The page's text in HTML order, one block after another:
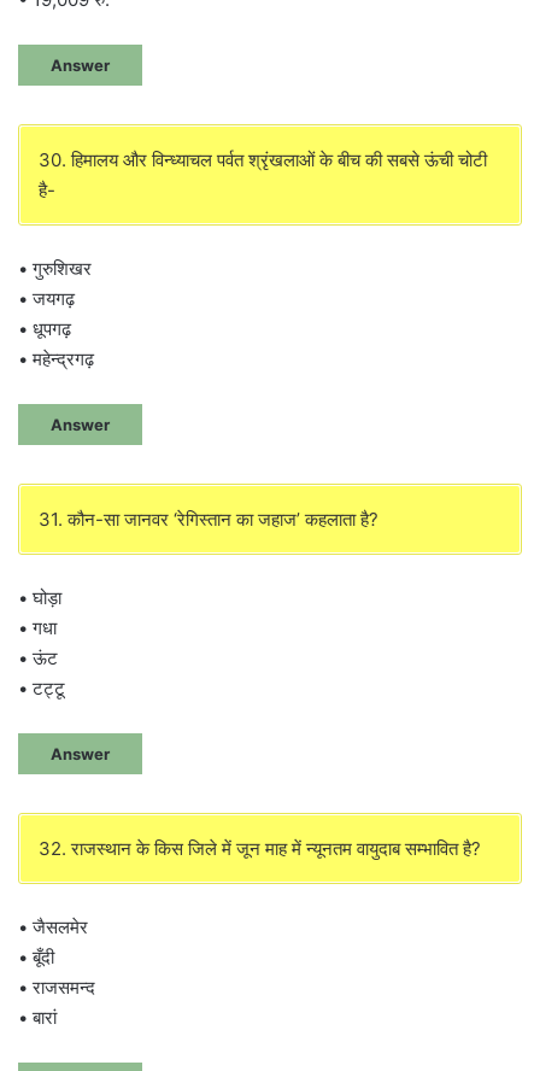
Answer
30. हिमालय और विन्ध्याचल पर्वत श्रृंखलाओं के बीच की सबसे ऊंची चोटी
है-
• गुरुशिखर
• जयगढ़
• धूपगढ़
• महेन्द्रगढ़
Answer
31. कौन-सा जानवर ‘रेगिस्तान का जहाज’ कहलाता है?
• घोड़ा
• गधा
• ऊंट
• टट्टू
Answer
32. राजस्थान के किस जिले में जून माह में न्यूनतम वायुदाब सम्भावित है?
• जैसलमेर
• बूँदी
• राजसमन्द
• बारां